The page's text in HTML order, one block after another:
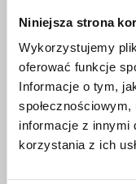
Niniejsza strona
Wykorzystujemy
oferować funkcje
Informacje o tym,
informacje z innymi
korzystania z ich